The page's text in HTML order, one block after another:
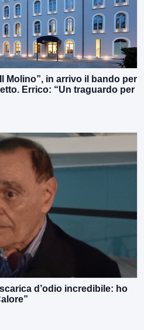
Molino”, in arrivo il bando per
Errico: “Un traguardo per
d’odio incredibile: ho